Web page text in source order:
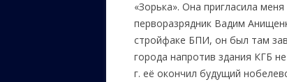
«Зорька». Она пригласила
перворазрядник Вадим
стройфаке БПИ, он был там
города напротив здания КГБ
г. её окончил будущий